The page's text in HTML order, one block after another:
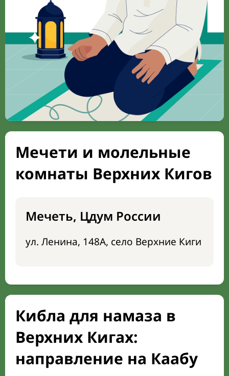
Мечети и молельные
комнаты Верхних Кигов
Мечеть, Цдум России
ул. Ленина, 148А, село Верхние Киги
Кибла для намаза в
Верхних Кигах:
направление на Каабу